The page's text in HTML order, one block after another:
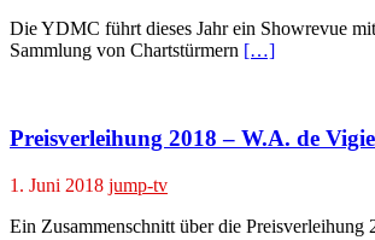
Die YDMC führt dieses Jahr ein Showrevue
Sammlung von Chartstürmern […]
Preisverleihung 2018 – W.A. de
1. Juni 2018 jump-tv
Ein Zusammenschnitt über die